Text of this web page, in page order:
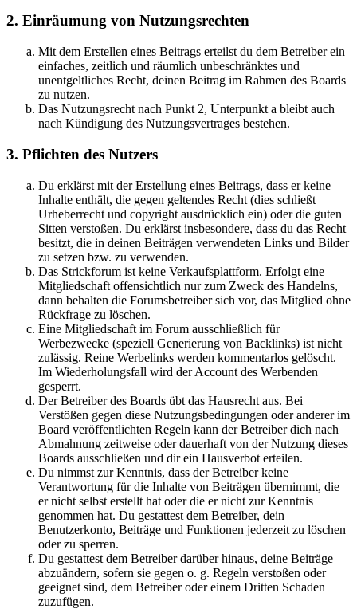
2. Einräumung von Nutzungsrechten
Mit dem Erstellen eines Beitrags erteilst du dem Betreiber ein
einfaches, zeitlich und räumlich unbeschränktes und
unentgeltliches Recht, deinen Beitrag im Rahmen des Boards
zu nutzen.
Das Nutzungsrecht nach Punkt 2, Unterpunkt a bleibt auch
nach Kündigung des Nutzungsvertrages bestehen.
3. Pflichten des Nutzers
Du erklärst mit der Erstellung eines Beitrags, dass er keine
Inhalte enthält, die gegen geltendes Recht (dies schließt
Urheberrecht und copyright ausdrücklich ein) oder die guten
Sitten verstoßen. Du erklärst insbesondere, dass du das Recht
besitzt, die in deinen Beiträgen verwendeten Links und Bilder
zu setzen bzw. zu verwenden.
Das Strickforum ist keine Verkaufsplattform. Erfolgt eine
Mitgliedschaft offensichtlich nur zum Zweck des Handelns,
dann behalten die Forumsbetreiber sich vor, das Mitglied ohne
Rückfrage zu löschen.
Eine Mitgliedschaft im Forum ausschließlich für
Werbezwecke (speziell Generierung von Backlinks) ist nicht
zulässig. Reine Werbelinks werden kommentarlos gelöscht.
Im Wiederholungsfall wird der Account des Werbenden
gesperrt.
Der Betreiber des Boards übt das Hausrecht aus. Bei
Verstößen gegen diese Nutzungsbedingungen oder anderer im
Board veröffentlichten Regeln kann der Betreiber dich nach
Abmahnung zeitweise oder dauerhaft von der Nutzung dieses
Boards ausschließen und dir ein Hausverbot erteilen.
Du nimmst zur Kenntnis, dass der Betreiber keine
Verantwortung für die Inhalte von Beiträgen übernimmt, die
er nicht selbst erstellt hat oder die er nicht zur Kenntnis
genommen hat. Du gestattest dem Betreiber, dein
Benutzerkonto, Beiträge und Funktionen jederzeit zu löschen
oder zu sperren.
Du gestattest dem Betreiber darüber hinaus, deine Beiträge
abzuändern, sofern sie gegen o. g. Regeln verstoßen oder
geeignet sind, dem Betreiber oder einem Dritten Schaden
zuzufügen.